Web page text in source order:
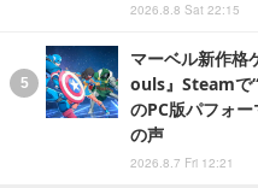
2026.8.8 Sat 22:15
マーベル新作
ouls』Steamで
のPC版パフォ
の声
2026.8.7 Fri 12:21